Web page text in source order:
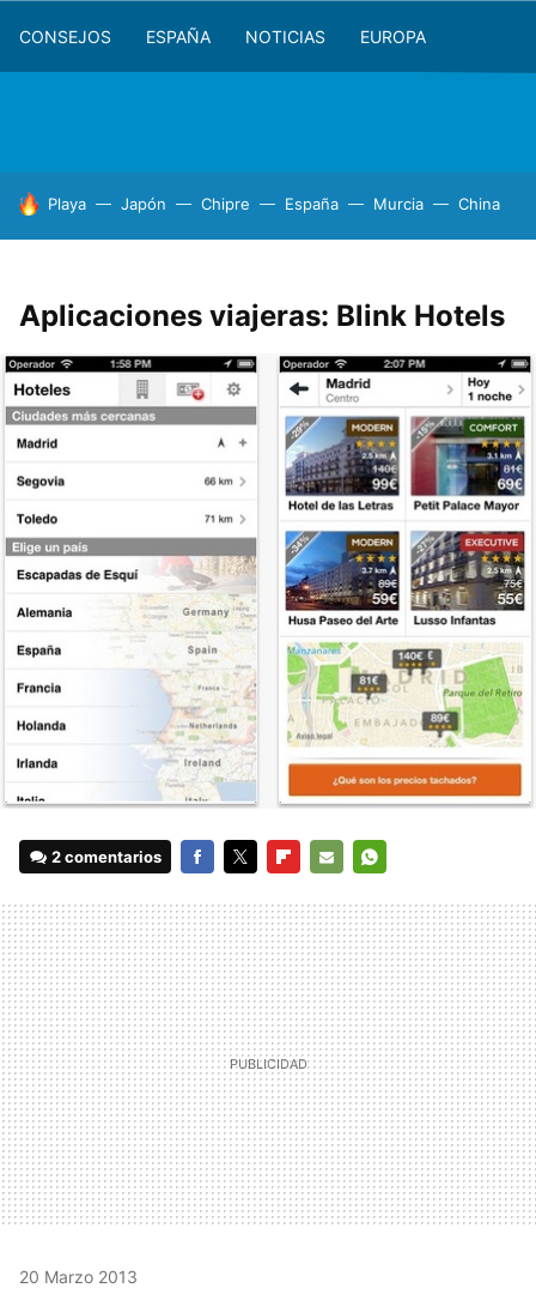
CONSEJOS ESPAÑA NOTICIAS EUROPA
HOY SE HABLA DE
Playa Japón Chipre España Murcia China
Aplicaciones viajeras: Blink Hotels
2 comentarios
MAIL
20 Marzo 2013